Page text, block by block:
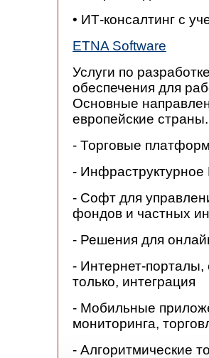
• ИТ-консалтинг с
ETNA Software
Услуги по
обеспечения для
Основные
европейские страны.
- Торговые
-
- Софт для
фондов и частных
- Решения для
- Интернет-
только, интеграция
- Мобильные
мониторинга,
- Алгоритмические